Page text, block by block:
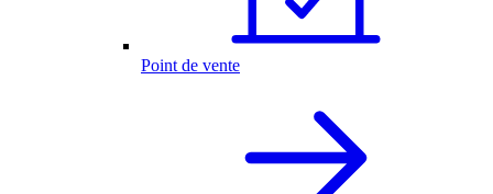
Point de vente